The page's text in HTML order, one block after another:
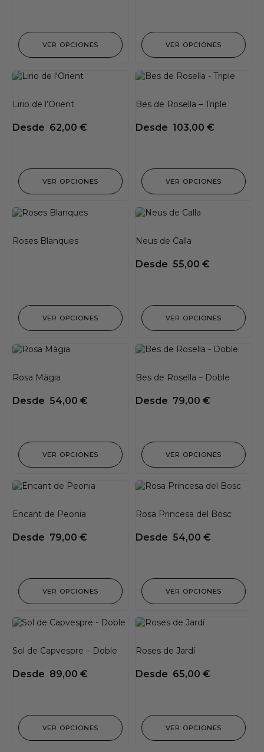
VER OPCIONES VER OPCIONES
Lirio de l’Orient
Desde 62,00 €
VER OPCIONES
Bes de Rosella – Triple
Desde 103,00 €
VER OPCIONES
Roses Blanques
VER OPCIONES
Neus de Calla
Desde 55,00 €
VER OPCIONES
Rosa Màgia
Desde 54,00 €
VER OPCIONES
Bes de Rosella – Doble
Desde 79,00 €
VER OPCIONES
Encant de Peonia
Desde 79,00 €
VER OPCIONES
Rosa Princesa del Bosc
Desde 54,00 €
VER OPCIONES
Sol de Capvespre – Doble
Desde 89,00 €
VER OPCIONES
Roses de Jardí
Desde 65,00 €
VER OPCIONES